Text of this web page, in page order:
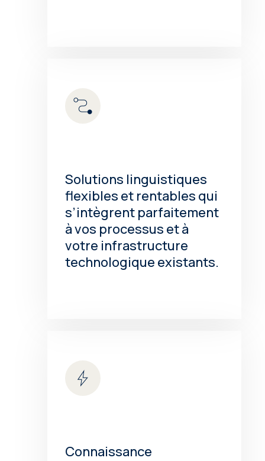
Solutions linguistiques
flexibles et rentables qui
s’intègrent parfaitement
à vos processus et à
votre infrastructure
technologique existants.
Connaissance